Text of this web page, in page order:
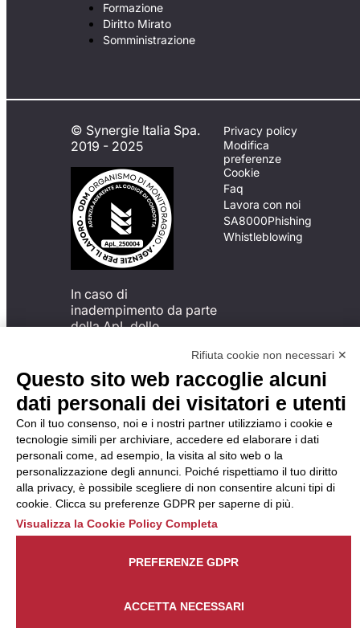
Formazione
Diritto Mirato
Somministrazione
© Synergie Italia Spa.
2019 - 2025
In caso di
inadempimento da parte
della ApL delle
del Codice di Condotta, è
possibile presentare un
reclamo
all’Organismo di
Monitoraggio utilizzando
una delle modalità
descritte al seguente
indirizzo web
https://odm-
agenzielavoro.it/reclami/.
Privacy policy
Modifica
preferenze
Cookie
Faq
Lavora con noi
SA8000Phishing
Whistleblowing
Rifiuta cookie non necessari ✕
Questo sito web raccoglie alcuni
dati personali dei visitatori e utenti
Con il tuo consenso, noi e i nostri partner utilizziamo i cookie e
tecnologie simili per archiviare, accedere ed elaborare i dati
personali come, ad esempio, la visita al sito web o la
personalizzazione degli annunci. Poiché rispettiamo il tuo diritto
alla privacy, è possibile scegliere di non consentire alcuni tipi di
cookie. Clicca su preferenze GDPR per saperne di più.
Visualizza la Cookie Policy Completa
ACCETTA NECESSARI
PREFERENZE GDPR